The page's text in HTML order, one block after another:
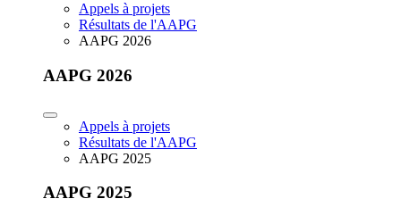
Appels à projets
Résultats de l'AAPG
AAPG 2026
AAPG 2026
Appels à projets
Résultats de l'AAPG
AAPG 2025
AAPG 2025